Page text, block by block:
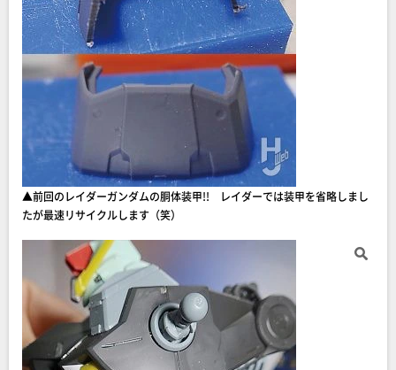
▲前回のレイダーガンダムの胴体装甲!! レイダーでは装甲を省略しまし
たが最速リサイクルします（笑）